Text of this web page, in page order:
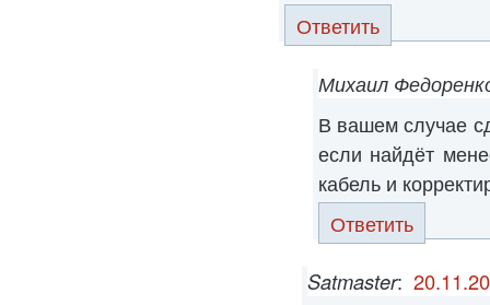
Ответить
Михаил
В вашем случае
если найдёт
кабель и
Ответить
Satmaster: